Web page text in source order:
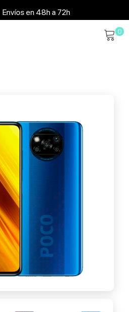
Envíos en 48h a 72h
0